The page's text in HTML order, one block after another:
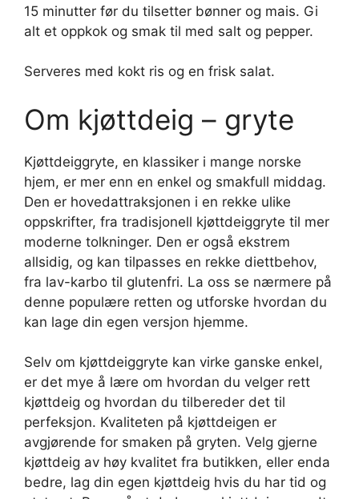
15 minutter før du tilsetter bønner og mais. Gi
alt et oppkok og smak til med salt og pepper.
Serveres med kokt ris og en frisk salat.
Om kjøttdeig – gryte
Kjøttdeiggryte, en klassiker i mange norske
hjem, er mer enn en enkel og smakfull middag.
Den er hovedattraksjonen i en rekke ulike
oppskrifter, fra tradisjonell kjøttdeiggryte til mer
moderne tolkninger. Den er også ekstrem
allsidig, og kan tilpasses en rekke diettbehov,
fra lav-karbo til glutenfri. La oss se nærmere på
denne populære retten og utforske hvordan du
kan lage din egen versjon hjemme.
Selv om kjøttdeiggryte kan virke ganske enkel,
er det mye å lære om hvordan du velger rett
kjøttdeig og hvordan du tilbereder det til
perfeksjon. Kvaliteten på kjøttdeigen er
avgjørende for smaken på gryten. Velg gjerne
kjøttdeig av høy kvalitet fra butikken, eller enda
bedre, lag din egen kjøttdeig hvis du har tid og